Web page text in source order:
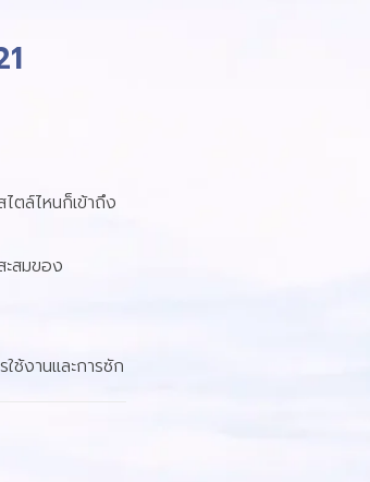
ตล์ไหนก็เข้าถึง
สมของ
ช้งานและการซัก